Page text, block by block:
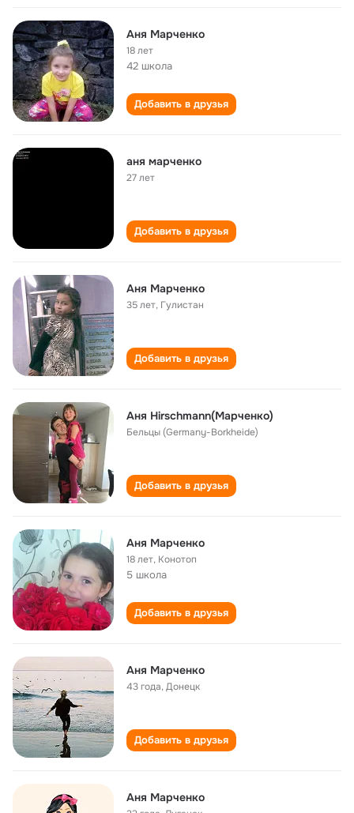
Аня Марченко
18 лет
42 школа
Добавить в друзья
аня марченко
27 лет
Добавить в друзья
Аня Марченко
35 лет, Гулистан
Добавить в друзья
Аня Hirschmann(Марченко)
Бельцы (Germany-Borkheide)
Добавить в друзья
Аня Марченко
18 лет, Конотоп
5 школа
Добавить в друзья
Аня Марченко
43 года,Донецк
Добавить в друзья
Аня Марченко